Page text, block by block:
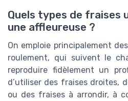
Quels types de fraises
une affleureuse ?
On emploie principalement
roulement, qui suivent le
reproduire fidèlement un
d’utiliser des fraises droites,
ou des fraises à arrondir, à